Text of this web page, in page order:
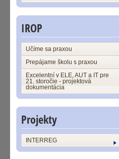
IROP
Učíme sa praxou
Prepájame školu s praxou
Excelentní v ELE, AUT a IT pre
21. storočie - projektová
dokumentácia
Projekty
INTERREG